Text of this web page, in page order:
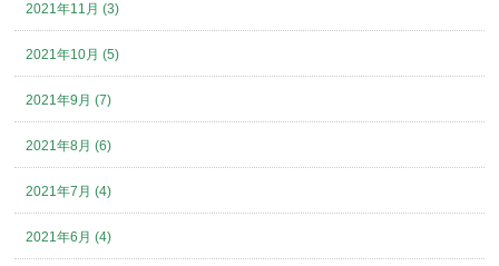
2021年11月 (3)
2021年10月 (5)
2021年9月 (7)
2021年8月 (6)
2021年7月 (4)
2021年6月 (4)